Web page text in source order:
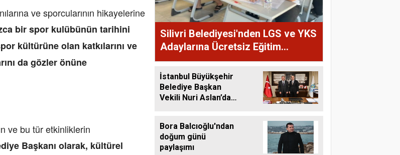
ve sporcularının hikayelerine
bir spor kulübünün tarihini
kültürüne olan katkılarını ve
da gözler önüne
ve bu tür etkinliklerin
Başkanı olarak, kültürel
Silivri Belediyesi'nden LGS ve YKS
Adaylarına Ücretsiz Eğitim
Desteği
İstanbul Büyükşehir
Belediye Başkan
Vekili Nuri Aslan’dan
Bora Balcıoğlu'ndan
doğum günü
paylaşımı